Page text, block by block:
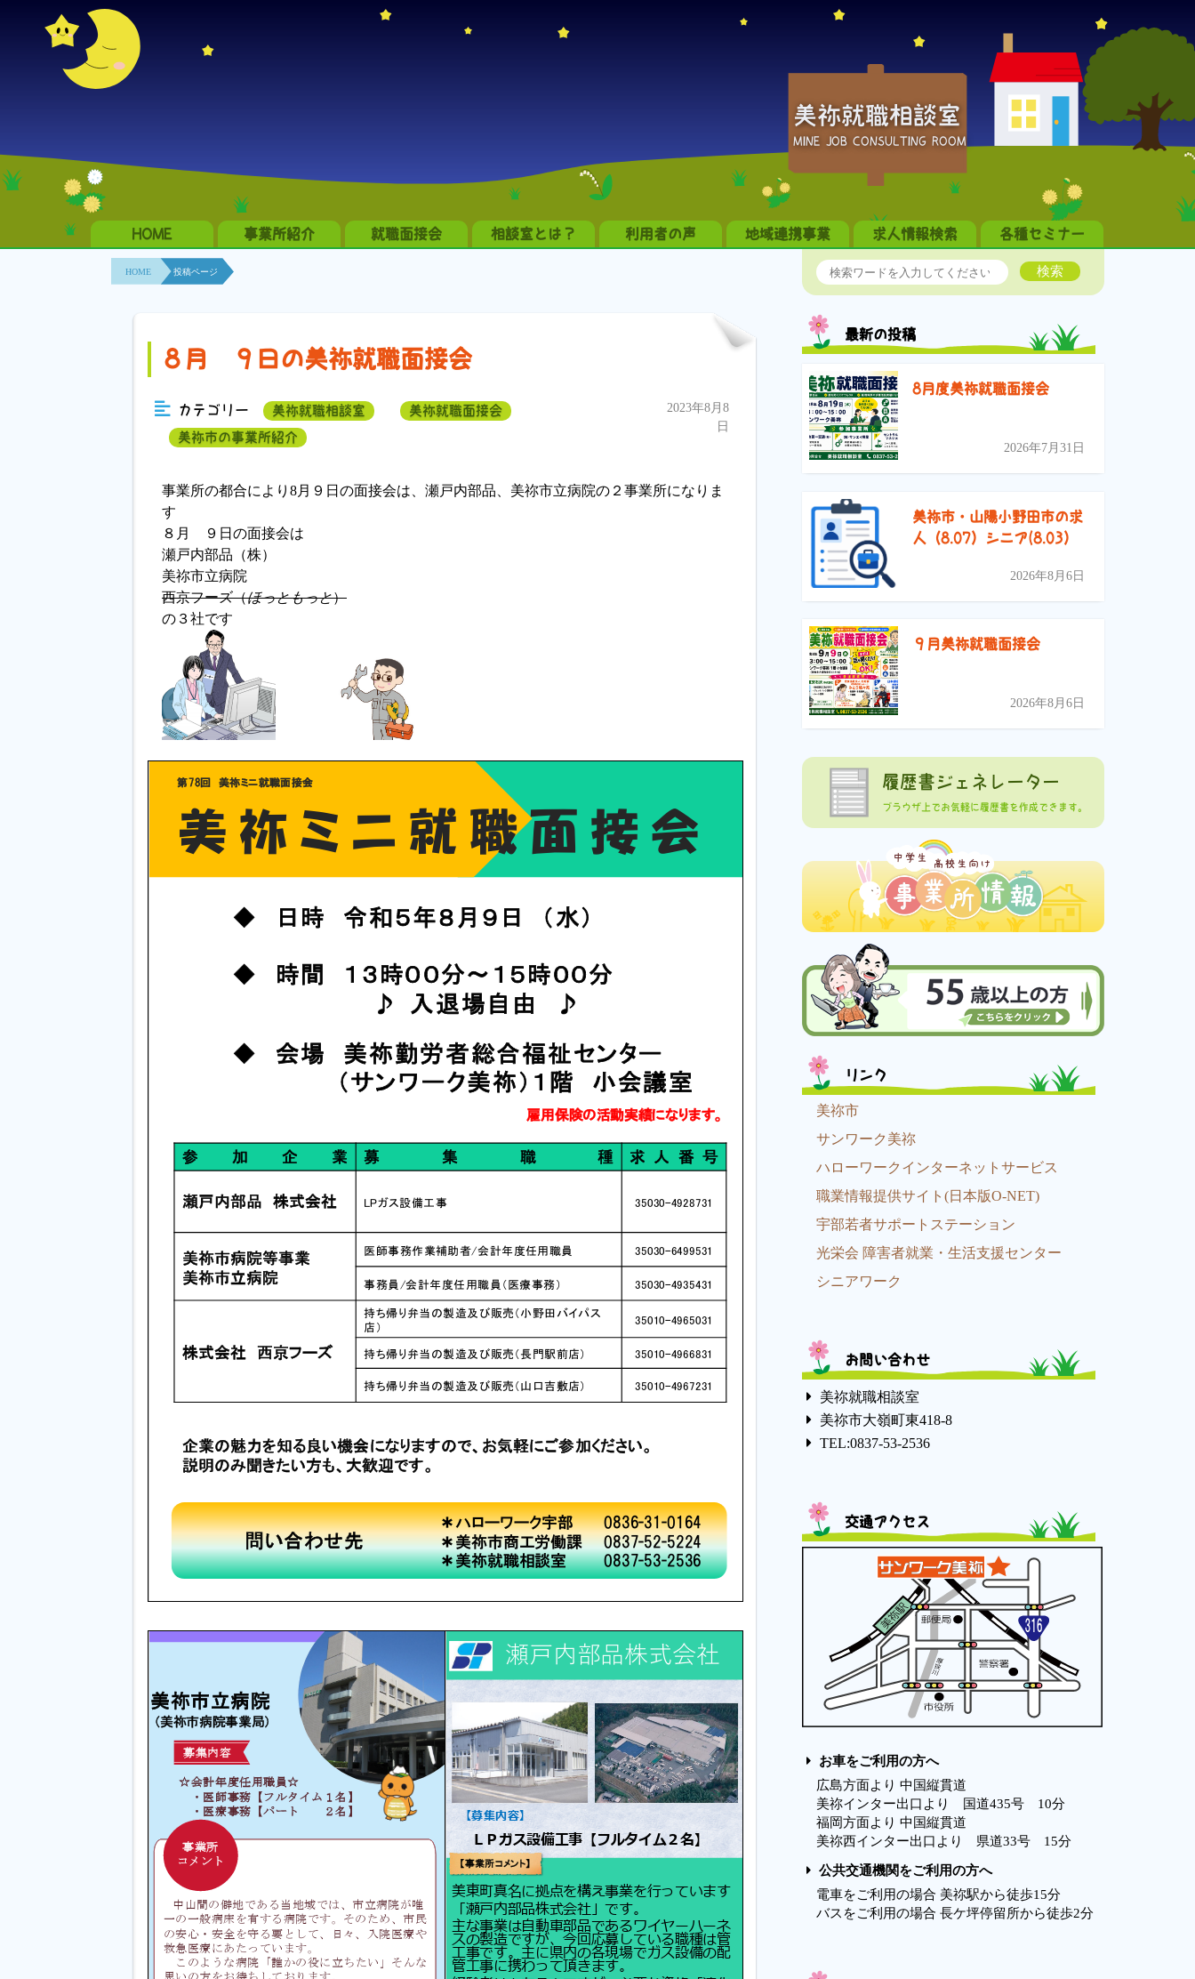
美祢就職相談室
MINE JOB CONSULTING ROOM
HOME 事業所紹介 就職面接会 相談室とは？ 利用者の声 地域連携事業 求人情報検索 各種セミナー
HOME 投稿ページ
８月 ９日の美祢就職面接会
カテゴリー 美祢就職相談室
美祢就職面接会
美祢市の事業所紹介
2023年8月8
日
事業所の都合により8月９日の面接会は、瀬戸内部品、美祢市立病院の２事業所になりま
す
８月 ９日の面接会は
瀬戸内部品（株）
美祢市立病院
西京フーズ（ほっともっと）
の３社です
検索
最新の投稿
8月度美祢就職面接会
2026年7月31日
美祢市・山陽小野田市の求
人（8.07）シニア(8.03）
2026年8月6日
９月美祢就職面接会
2026年8月6日
履歴書ジェネレーター
ブラウザ上でお気軽に履歴書を作成できます。
リンク
美祢市
サンワーク美祢
ハローワークインターネットサービス
職業情報提供サイト(日本版O-NET)
宇部若者サポートステーション
光栄会 障害者就業・生活支援センター
シニアワーク
お問い合わせ
美祢就職相談室
美祢市大嶺町東418-8
TEL:0837-53-2536
交通アクセス
お車をご利用の方へ
広島方面より 中国縦貫道
美祢インター出口より 国道435号 10分
福岡方面より 中国縦貫道
美祢西インター出口より 県道33号 15分
公共交通機関をご利用の方へ
電車をご利用の場合 美祢駅から徒歩15分
バスをご利用の場合 長ケ坪停留所から徒歩2分